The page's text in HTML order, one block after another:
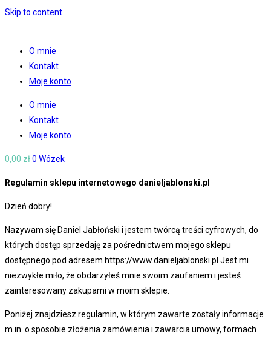
Skip to content
O mnie
Kontakt
Moje konto
O mnie
Kontakt
Moje konto
0,00 zł0 Wózek
Regulamin sklepu internetowego danieljablonski.pl
Dzień dobry!
Nazywam się Daniel Jabłoński i jestem twórcą treści cyfrowych, do
których dostęp sprzedaję za pośrednictwem mojego sklepu
dostępnego pod adresem https://www.danieljablonski.pl Jest mi
niezwykłe miło, że obdarzyłeś mnie swoim zaufaniem i jesteś
zainteresowany zakupami w moim sklepie.
Poniżej znajdziesz regulamin, w którym zawarte zostały informacje
m.in. o sposobie złożenia zamówienia i zawarcia umowy, formach